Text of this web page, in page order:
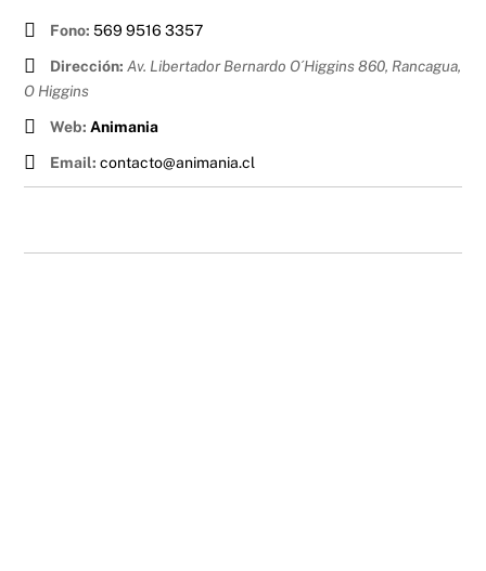
Fono: 569 9516 3357
Dirección: Av. Libertador Bernardo O´Higgins 860, Rancagua,
O Higgins
Web: Animania
Email: contacto@animania.cl